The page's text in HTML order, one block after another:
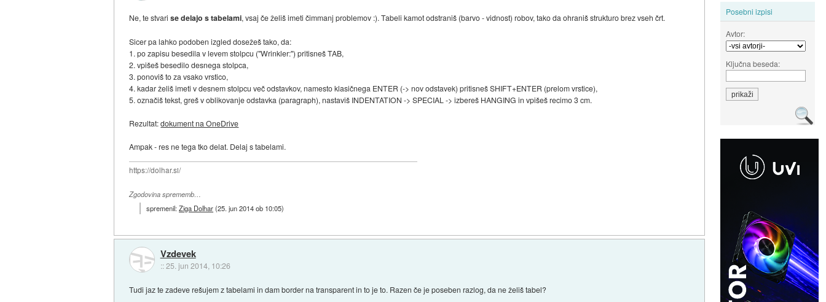
Posebni izpisi
Avtor:
Ključna beseda:
Ne, te stvarise delajo s tabelami, vsaj če želiš imeti čimmanj problemov :). Tabeli kamot odstraniš (barvo - vidnost) robov, tako da ohraniš strukturo brez vseh črt.
Sicer pa lahko podoben izgled dosežeš tako, da:
1. po zapisu besedila v levem stolpcu ("Wrinkler:") pritisneš TAB,
2. vpišeš besedilo desnega stolpca,
3. ponoviš to za vsako vrstico,
4. kadar želiš imeti v desnem stolpcu več odstavkov, namesto klasičnega ENTER (-> nov odstavek) pritisneš SHIFT+ENTER (prelom vrstice),
5. označiš tekst, greš v oblikovanje odstavka (paragraph), nastaviš INDENTATION -> SPECIAL -> izbereš HANGING in vpišeš recimo 3 cm.
Rezultat:dokument na OneDrive
Ampak - res ne tega tko delat. Delaj s tabelami.
https://dolhar.si/
Zgodovina sprememb…
spremenil:Ziga Dolhar(25. jun 2014 ob 10:05)
Vzdevek
::25. jun 2014, 10:26
Tudi jaz te zadeve rešujem z tabelami in dam border na transparent in to je to. Razen če je poseben razlog, da ne želiš tabel?